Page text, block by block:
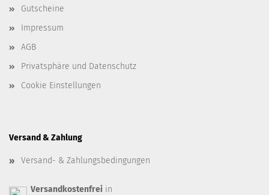
Gutscheine
Impressum
AGB
Privatsphäre und Datenschutz
Cookie Einstellungen
Versand & Zahlung
Versand- & Zahlungsbedingungen
Versandkostenfrei in